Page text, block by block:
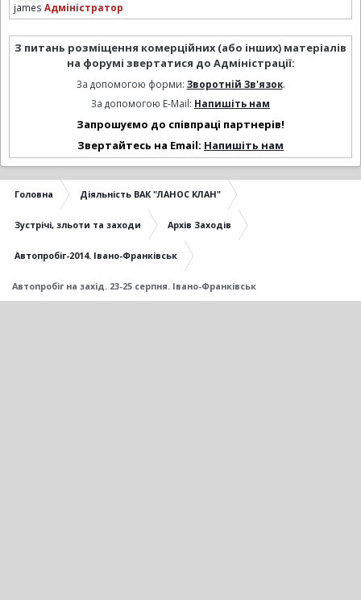
james Адміністратор
З питань розміщення комерційних (або інших) матеріалів
на форумі звертатися до Адміністрації:
За допомогою форми: Зворотній Зв'язок.
За допомогою E-Mail: Напишіть нам
Запрошуємо до співпраці партнерів!
Звертайтесь на Email: Напишіть нам
Головна Діяльність ВАК "ЛАНОС КЛАН"
Зустрічі, зльоти та заходи Архів Заходів
Автопробіг-2014. Івано-Франківськ
Автопробіг на захід. 23-25 серпня. Івано-Франківськ